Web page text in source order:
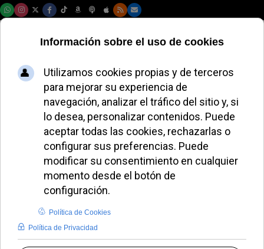
El Papa León XIV
alerta sobre el vacío
cultural y pide una
formación sólida
JAVIER RUIZ ARREGUI
PAPA LEÓN XIV
VIERNES, 14 NOVIEMBRE 2025 18:20